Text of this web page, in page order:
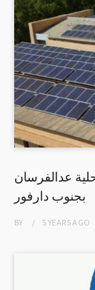
عدالفرسان
بجنوب دارفور
BY 5 YEARSAGO